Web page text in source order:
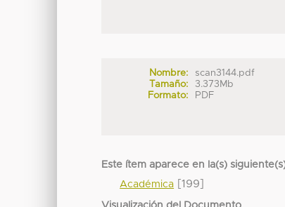
Nombre:
scan3144.pdf
Tamaño:
3.373Mb
Formato:
PDF
Este ítem aparece en la(s)
Académica [199]